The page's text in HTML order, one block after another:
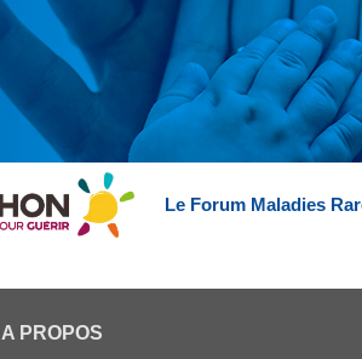
Le Forum Maladies
A PROPOS